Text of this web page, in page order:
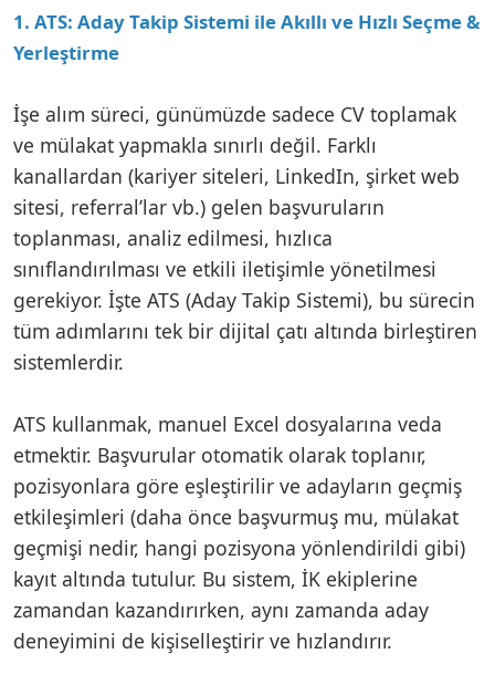
1. ATS: Aday Takip Sistemi ile Akıllı ve Hızlı Seçme &
Yerleştirme
İşe alım süreci, günümüzde sadece CV toplamak
ve mülakat yapmakla sınırlı değil. Farklı
kanallardan (kariyer siteleri, LinkedIn, şirket web
sitesi, referral’lar vb.) gelen başvuruların
toplanması, analiz edilmesi, hızlıca
sınıflandırılması ve etkili iletişimle yönetilmesi
gerekiyor. İşte ATS (Aday Takip Sistemi), bu sürecin
tüm adımlarını tek bir dijital çatı altında birleştiren
sistemlerdir.
ATS kullanmak, manuel Excel dosyalarına veda
etmektir. Başvurular otomatik olarak toplanır,
pozisyonlara göre eşleştirilir ve adayların geçmiş
etkileşimleri (daha önce başvurmuş mu, mülakat
geçmişi nedir, hangi pozisyona yönlendirildi gibi)
kayıt altında tutulur. Bu sistem, İK ekiplerine
zamandan kazandırırken, aynı zamanda aday
deneyimini de kişiselleştirir ve hızlandırır.